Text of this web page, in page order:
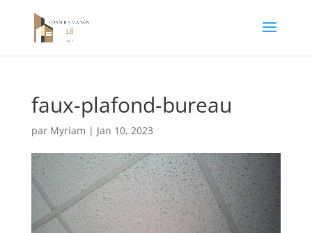
faux-plafond-bureau
par Myriam | Jan 10, 2023